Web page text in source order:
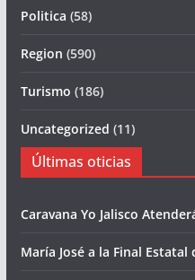
Politica (58)
Region (590)
Turismo (186)
Uncategorized (11)
Últimas oticias
Caravana Yo Jalisco
María José a la Final Estatal